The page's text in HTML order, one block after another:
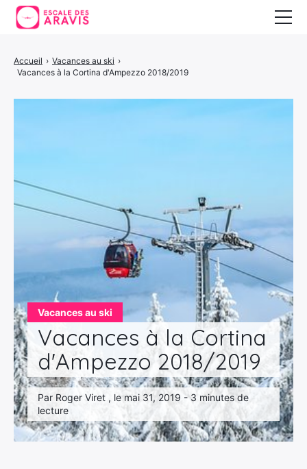
Vacances au ski
Vacances à la Cortina
d'Ampezzo 2018/2019
Par Roger Viret , le mai 31, 2019 - 3 minutes de
lecture
Accueil › Vacances au ski ›
Vacances à la Cortina d'Ampezzo 2018/2019
Vacances d’été